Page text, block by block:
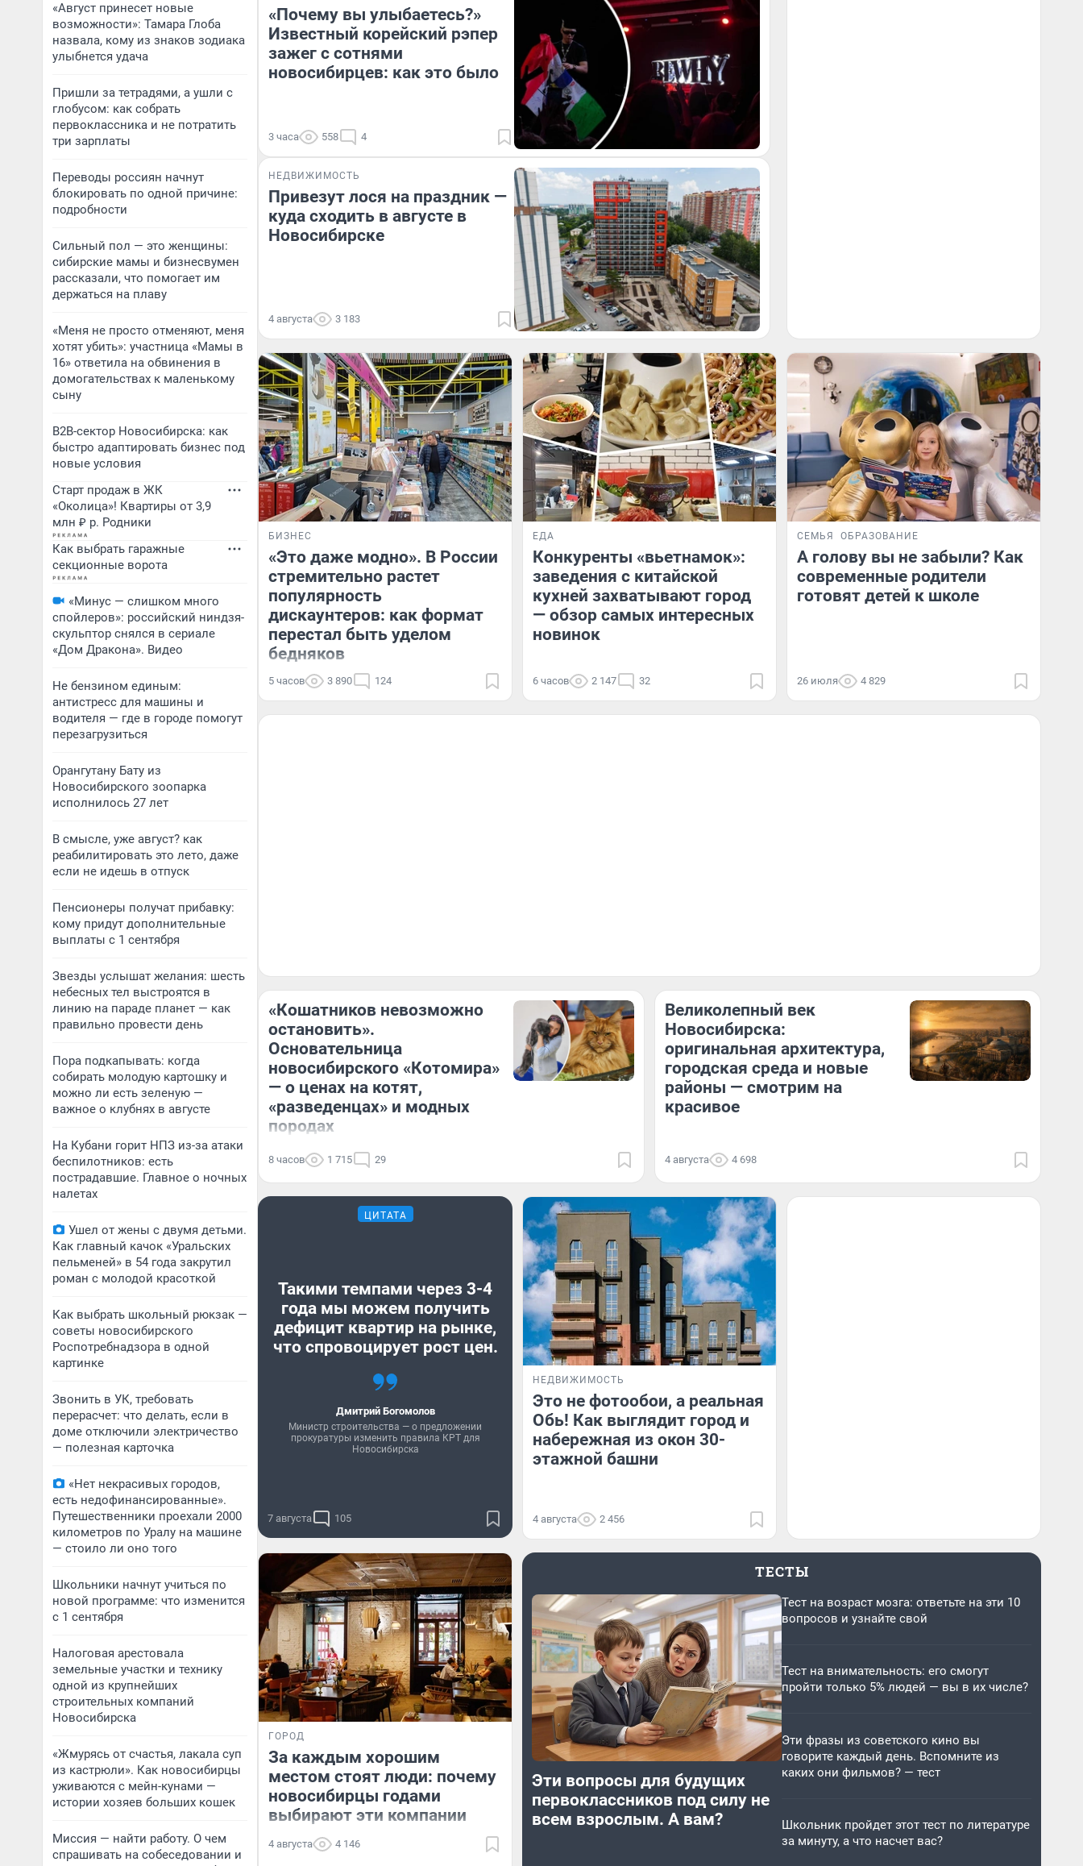
«Август принесет новые
возможности»: Тамара Глоба
назвала, кому из знаков зодиака
улыбнется удача
Пришли за тетрадями, а ушли с
глобусом: как собрать
первоклассника и не потратить
три зарплаты
Переводы россиян начнут
блокировать по одной причине:
подробности
Сильный пол — это женщины:
сибирские мамы и бизнесвумен
рассказали, что помогает им
держаться на плаву
«Меня не просто отменяют, меня
хотят убить»: участница «Мамы в
16» ответила на обвинения в
домогательствах к маленькому
сыну
B2B-сектор Новосибирска: как
быстро адаптировать бизнес под
новые условия
Старт продаж в ЖК
«Околица»! Квартиры от 3,9
млн ₽ р. Родники
Как выбрать гаражные
секционные ворота
«Минус — слишком много
спойлеров»: российский ниндзя-
скульптор снялся в сериале
«Дом Дракона». Видео
Не бензином единым:
антистресс для машины и
водителя — где в городе помогут
перезагрузиться
Орангутану Бату из
Новосибирского зоопарка
исполнилось 27 лет
В смысле, уже август? как
реабилитировать это лето, даже
если не идешь в отпуск
Пенсионеры получат прибавку:
кому придут дополнительные
выплаты с 1 сентября
Звезды услышат желания: шесть
небесных тел выстроятся в
линию на параде планет — как
правильно провести день
Пора подкапывать: когда
собирать молодую картошку и
можно ли есть зеленую —
важное о клубнях в августе
На Кубани горит НПЗ из-за атаки
беспилотников: есть
пострадавшие. Главное о ночных
налетах
Ушел от жены с двумя детьми.
Как главный качок «Уральских
пельменей» в 54 года закрутил
роман с молодой красоткой
Как выбрать школьный рюкзак —
советы новосибирского
Роспотребнадзора в одной
картинке
Звонить в УК, требовать
перерасчет: что делать, если в
доме отключили электричество
— полезная карточка
«Нет некрасивых городов,
есть недофинансированные».
Путешественники проехали 2000
километров по Уралу на машине
— стоило ли оно того
Школьники начнут учиться по
новой программе: что изменится
с 1 сентября
Налоговая арестовала
земельные участки и технику
одной из крупнейших
строительных компаний
Новосибирска
«Жмурясь от счастья, лакала суп
из кастрюли». Как новосибирцы
уживаются с мейн-кунами —
истории хозяев больших кошек
Миссия — найти работу. О чем
спрашивать на собеседовании и
«Почему вы улыбаетесь?»
Известный корейский рэпер
зажег с сотнями
новосибирцев: как это было
3 часа 558 4
НЕДВИЖИМОСТЬ
Привезут лося на праздник —
куда сходить в августе в
Новосибирске
4 августа 3 183
БИЗНЕС
«Это даже модно». В России
стремительно растет
популярность
дискаунтеров: как формат
перестал быть уделом
бедняков
5 часов 3 890 124
ЕДА
Конкуренты «вьетнамок»:
заведения с китайской
кухней захватывают город
— обзор самых интересных
новинок
6 часов 2 147 32
СЕМЬЯ ОБРАЗОВАНИЕ
А голову вы не забыли? Как
современные родители
готовят детей к школе
26 июля 4 829
«Кошатников невозможно
остановить».
Основательница
новосибирского «Котомира»
— о ценах на котят,
«разведенцах» и модных
породах
8 часов 1 715 29
Великолепный век
Новосибирска:
оригинальная архитектура,
городская среда и новые
районы — смотрим на
красивое
4 августа 4 698
ЦИТАТА
Такими темпами через 3-4
года мы можем получить
дефицит квартир на рынке,
что спровоцирует рост цен.
Дмитрий Богомолов
Министр строительства — о предложении
прокуратуры изменить правила КРТ для
Новосибирска
7 августа 105
НЕДВИЖИМОСТЬ
Это не фотообои, а реальная
Обь! Как выглядит город и
набережная из окон 30-
этажной башни
4 августа 2 456
ГОРОД
За каждым хорошим
местом стоят люди: почему
новосибирцы годами
выбирают эти компании
4 августа 4 146
ТЕСТЫ
Эти вопросы для будущих
первоклассников под силу не
всем взрослым. А вам?
Тест на возраст мозга: ответьте на эти 10
вопросов и узнайте свой
Тест на внимательность: его смогут
пройти только 5% людей — вы в их числе?
Эти фразы из советского кино вы
говорите каждый день. Вспомните из
каких они фильмов? — тест
Школьник пройдет этот тест по литературе
за минуту, а что насчет вас?